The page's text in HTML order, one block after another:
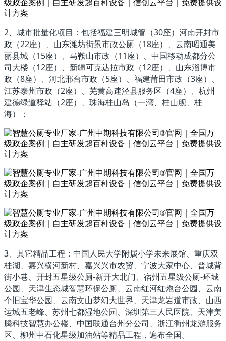
2、城市批量化项目：包括福建三明城管（30座）河南开封市
政（22座）、山东潍坊街景市政公厕（18座）、云南昭通美
丽县城（15座）、马鞍山市政（11座）、中国移动成都分公
司大楼（12座）、新疆可克达拉市政（12座）、山东淄博市
政（8座）、河北邢台市政（5座）、福建莆田市政（3座）、
江苏泰州市政（2座）、芜黄高速泾县服务区（4座）、杭州
建德绿道驿站（2座）、珠海桂山岛（一湾、桂山舰、桂
海）；
3、其它精品工程：中国人民大学附属小学未来展馆、重庆双
桂湖、嘉兴横河新村、嘉兴兴市农贸、宁波大家中心、晋城背
街小巷、开封五星级公厕-新开大北门、宿州五星级公厕-环城
公园、天津生态城智慧环保公厕、云南红河红炮台公园、云南
个旧宝华公园、云南文山梦幻大世界、天津龙岩道市政、山西
运城五老峰、苏州七都湿地公园、深圳第三人民医院、天津美
腾科技智慧办公楼、中国联通台州分公司、浙江衢州龙游服务
区、柳州中石化星级加油站等精品工程，遍布全国。